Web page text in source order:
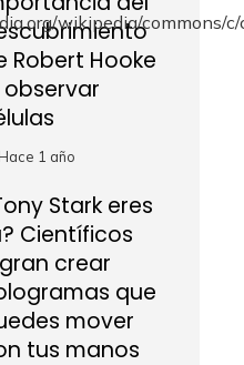
Robert Hooke
observar
Hace 1 año
Stark eres
Científicos
crear
que
mover
tus manos